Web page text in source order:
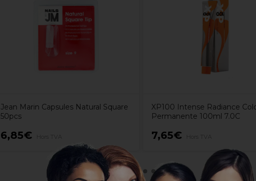
Jean Marin Capsules Natural Square
50pcs
6,85€
XP100 Intense Radiance
Permanente 100ml 7.0C
7,65€